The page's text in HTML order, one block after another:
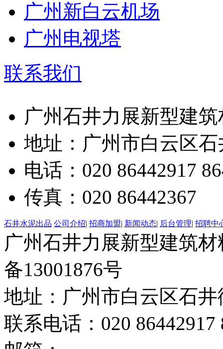
广州新白云机场
广州电视塔
联系我们
广州石井力展新型建
地址：广州市白云区
电话：020 86442917
传真：020 86442367
石井水泥出品 公司介绍| 招商加盟| 新闻动态| 后台管理| 招聘中
广州石井力展新型建筑
备13001876号
地址：广州市白云区石井
联系电话：020 86442917